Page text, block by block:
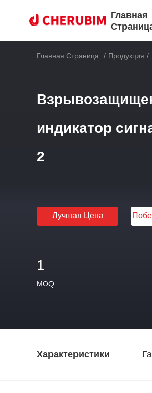
Главная
Главная Страница / Продукция /
индикатор
2
Лучшая Цена
1
MOQ
Характеристики